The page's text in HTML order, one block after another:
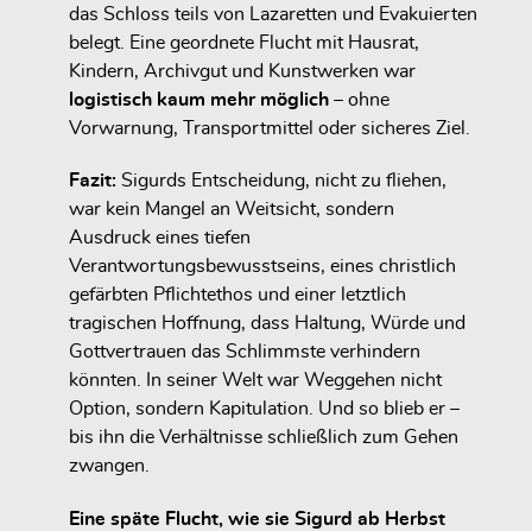
das Schloss teils von Lazaretten und Evakuierten
belegt. Eine geordnete Flucht mit Hausrat,
Kindern, Archivgut und Kunstwerken war
logistisch kaum mehr möglich – ohne
Vorwarnung, Transportmittel oder sicheres Ziel.
Fazit: Sigurds Entscheidung, nicht zu fliehen,
war kein Mangel an Weitsicht, sondern
Ausdruck eines tiefen
Verantwortungsbewusstseins, eines christlich
gefärbten Pflichtethos und einer letztlich
tragischen Hoffnung, dass Haltung, Würde und
Gottvertrauen das Schlimmste verhindern
könnten. In seiner Welt war Weggehen nicht
Option, sondern Kapitulation. Und so blieb er –
bis ihn die Verhältnisse schließlich zum Gehen
zwangen.
Eine späte Flucht, wie sie Sigurd ab Herbst